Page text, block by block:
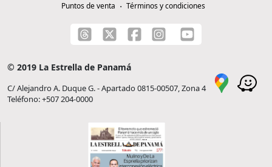
Puntos de venta
Términos y condiciones
© 2019 La Estrella de Panamá
C/ Alejandro A. Duque G. - Apartado 0815-00507, Zona 4
Teléfono: +507 204-0000